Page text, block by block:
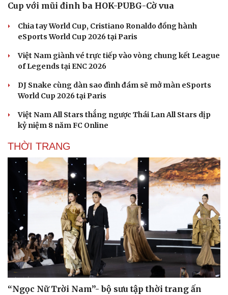
Văn hóa
Sân khấu - Điện ảnh
Âm nhạc
Di sản
Giải trí
Sao Việt
Cup với mũi đinh ba HOK-PUBG-Cờ vua
Chia tay World Cup, Cristiano Ronaldo đồng hành
eSports World Cup 2026 tại Paris
Việt Nam giành vé trực tiếp vào vòng chung kết League
of Legends tại ENC 2026
DJ Snake cùng dàn sao đình đám sẽ mở màn eSports
World Cup 2026 tại Paris
Việt Nam All Stars thắng ngược Thái Lan All Stars dịp
kỷ niệm 8 năm FC Online
THỜI TRANG
“Ngọc Nữ Trời Nam”- bộ sưu tập thời trang ấn